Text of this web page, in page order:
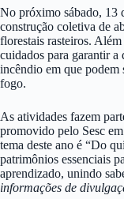
No próximo sábado, 13
construção coletiva de
florestais rasteiros.
cuidados para garantir a
incêndio em que podem
fogo.
As atividades fazem
promovido pelo Sesc
tema deste ano é “Do
patrimônios essenciais
aprendizado, unindo
informações de